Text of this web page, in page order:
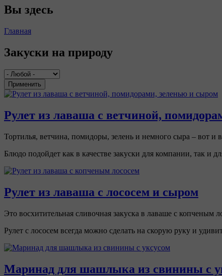
Вы здесь
Главная
Закуски на природу
Применить
Рулет из лаваша с ветчиной,
Тортилья, ветчина, помидоры, зелень и немного сыра – вот и
Блюдо подойдет как в качестве закуски для компании, так и
Рулет из лаваша с лососем и сыром
Это восхитительная сливочная закуска в лаваше с копченым
Рулет с лососем всегда можно сделать на скорую руку и
Маринад для шашлыка из свинины с